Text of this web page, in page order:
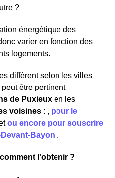
?
énergétique des
varier en fonction des
logements.
diffèrent selon les villes
être pertinent
de Puxieux en les
voisines : , pour le
ou encore pour souscrire
Bayon .
l'obtenir ?